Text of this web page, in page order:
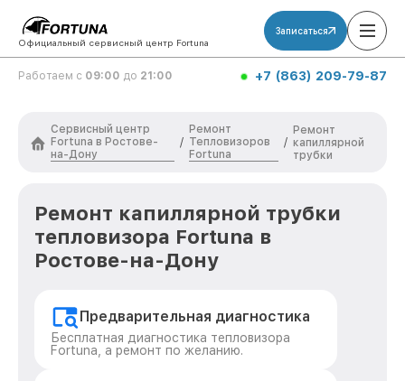
Официальный сервисный центр Fortuna
Записаться
Работаем с 09:00 до 21:00 +7 (863) 209-79-87
Сервисный центр
Fortuna в Ростове-
на-Дону
/
Ремонт
Тепловизоров
Fortuna
/
Ремонт
капиллярной
трубки
Ремонт капиллярной трубки
тепловизора Fortuna в
Ростове-на-Дону
Предварительная диагностика
Бесплатная диагностика тепловизора
Fortuna, а ремонт по желанию.